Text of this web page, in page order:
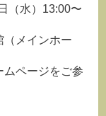
水）13:00〜
メインホー
ページをご参